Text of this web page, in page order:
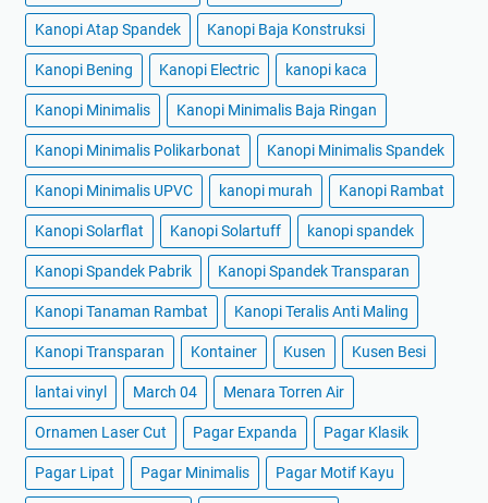
Kanopi Atap Spandek Kanopi Baja Konstruksi
Kanopi Bening Kanopi Electric kanopi kaca
Kanopi Minimalis Kanopi Minimalis Baja Ringan
Kanopi Minimalis Polikarbonat Kanopi Minimalis Spandek
Kanopi Minimalis UPVC kanopi murah Kanopi Rambat
Kanopi Solarflat Kanopi Solartuff kanopi spandek
Kanopi Spandek Pabrik Kanopi Spandek Transparan
Kanopi Tanaman Rambat Kanopi Teralis Anti Maling
Kanopi Transparan Kontainer Kusen Kusen Besi
lantai vinyl March 04 Menara Torren Air
Ornamen Laser Cut Pagar Expanda Pagar Klasik
Pagar Lipat Pagar Minimalis Pagar Motif Kayu